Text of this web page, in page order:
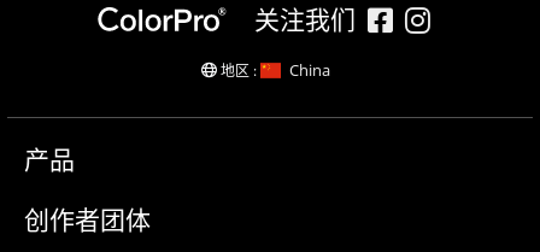
关注我们
地区 : China
产品
创作者团体